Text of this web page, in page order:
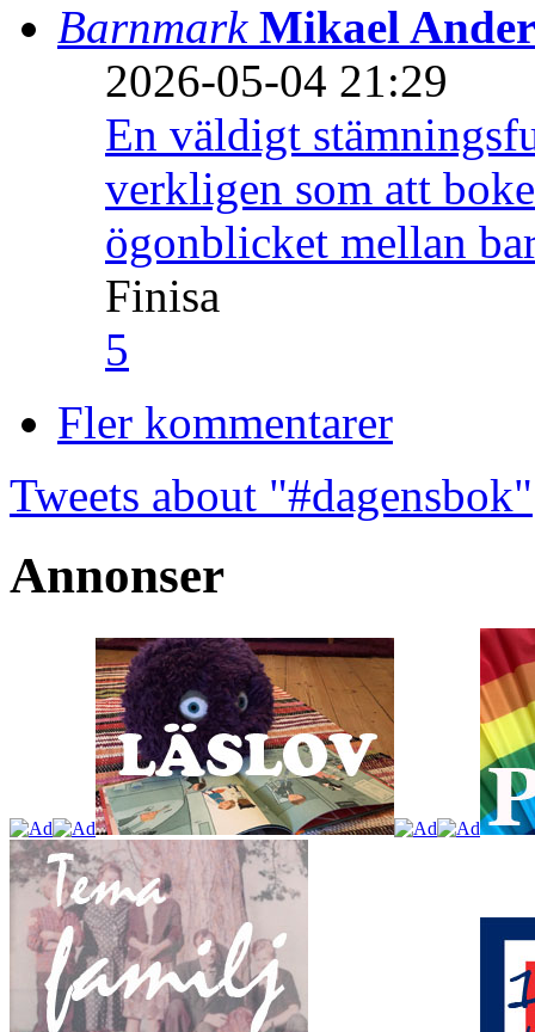
Barnmark Mikael
2026-05-04 21:29
En väldigt
verkligen som att
ögonblicket mellan
Finisa
5
Fler kommentarer
Tweets about "#dagensbok"
Annonser